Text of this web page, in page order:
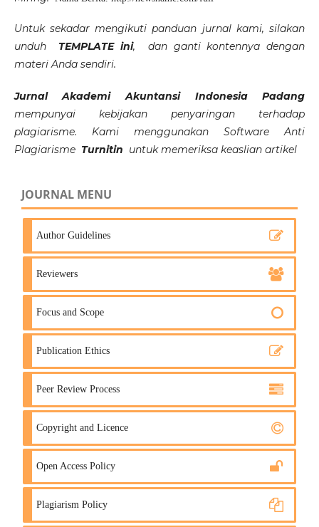
Untuk sekadar mengikuti panduan jurnal kami, silakan
unduh TEMPLATE ini,
dan ganti kontennya dengan
materi Anda sendiri.
Jurnal Akademi Akuntansi Indonesia Padang
mempunyai kebijakan penyaringan terhadap
plagiarisme. Kami menggunakan Software Anti
Plagiarisme Turnitin untuk memeriksa keaslian artikel
JOURNAL MENU
Author Guidelines
Reviewers
Focus and Scope
Publication Ethics
Peer Review Process
Copyright and Licence
Open Access Policy
Plagiarism Policy